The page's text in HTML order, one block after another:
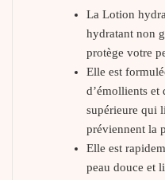
La Lotion
hydratant non
protège votre
Elle est
d’émollients et
supérieure qui
préviennent la
Elle est
peau douce et